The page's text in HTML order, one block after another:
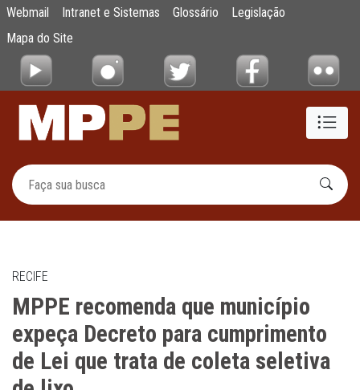
Pular para o Conteúdo principal
MPPE recomenda que município expeça
Webmail Intranet e Sistemas Glossário
Legislação
Mapa do Site
RECIFE
MPPE recomenda que município
expeça Decreto para cumprimento
de Lei que trata de coleta seletiva